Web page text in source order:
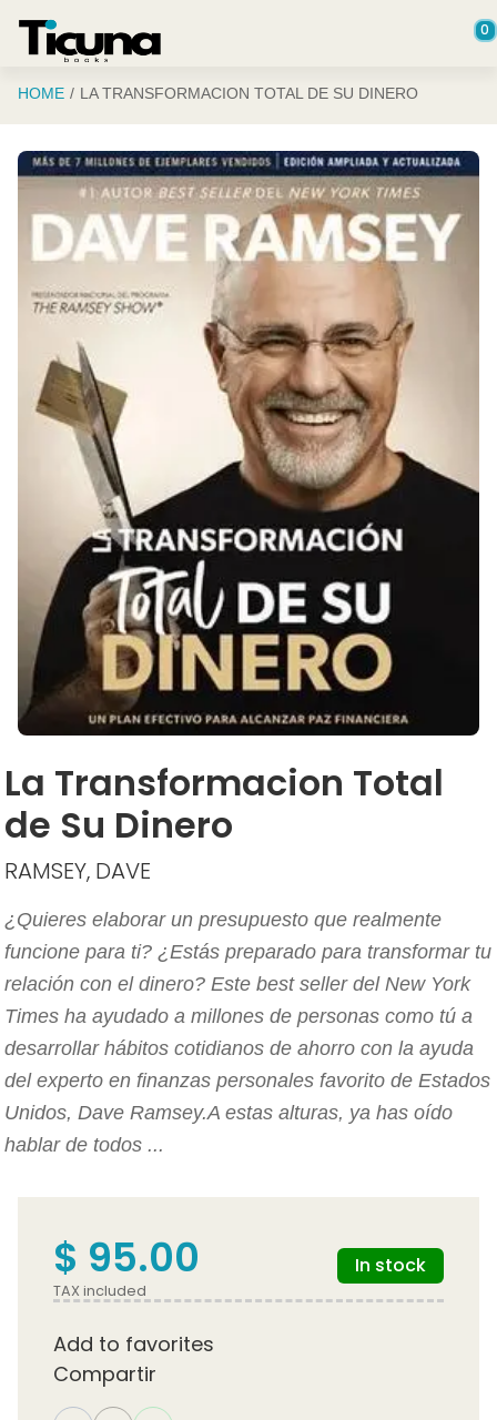
0
HOME LA TRANSFORMACION TOTAL DE SU DINERO
La Transformacion Total
de Su Dinero
RAMSEY, DAVE
¿Quieres elaborar un presupuesto que realmente
funcione para ti? ¿Estás preparado para transformar tu
relación con el dinero? Este best seller del New York
Times ha ayudado a millones de personas como tú a
desarrollar hábitos cotidianos de ahorro con la ayuda
del experto en finanzas personales favorito de Estados
Unidos, Dave Ramsey.A estas alturas, ya has oído
hablar de todos ...
$ 95.00
TAX included
In stock
Add to favorites
Compartir